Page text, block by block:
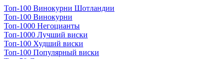
Топ-100 Винокурни Шотландии
Топ-100 Винокурни
Топ-1000 Негоцианты
Топ-1000 Лучший виски
Топ-100 Худший виски
Топ-100 Популярный виски